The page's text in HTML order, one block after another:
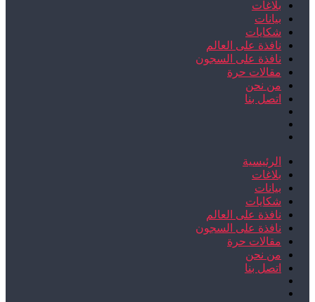
بلاغات
بيانات
شكايات
نافذة على العالم
نافذة على السجون
مقالات حرة
من نحن
اتصل بنا
الرئيسية
بلاغات
بيانات
شكايات
نافذة على العالم
نافذة على السجون
مقالات حرة
من نحن
اتصل بنا